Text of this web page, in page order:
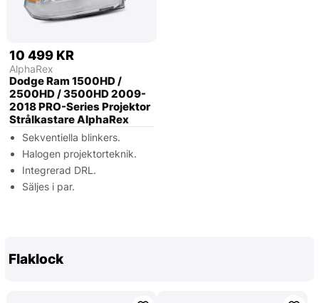
10 499 KR
AlphaRex
Dodge Ram 1500HD /
2500HD / 3500HD 2009-
2018 PRO-Series Projektor
Strålkastare AlphaRex
Sekventiella blinkers.
Halogen projektorteknik.
Integrerad DRL.
Säljes i par.
Flaklock